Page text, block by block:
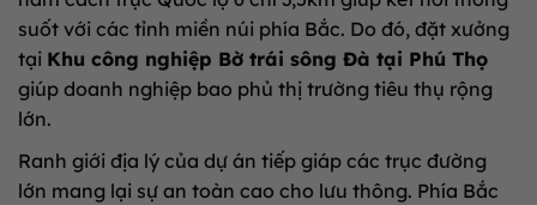
suốt với các tỉnh miền núi phía Bắc. Do đó, đặt xưởng
tại Khu công nghiệp Bờ trái sông Đà tại Phú Thọ
giúp doanh nghiệp bao phủ thị trường tiêu thụ rộng
lớn.
Ranh giới địa lý của dự án tiếp giáp các trục đường
lớn mang lại sự an toàn cao cho lưu thông. Phía Bắc